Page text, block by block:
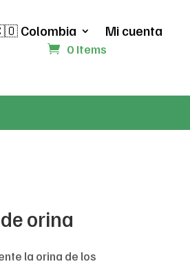
Colombia Mi cuenta
0 Items
orina
la orina de los